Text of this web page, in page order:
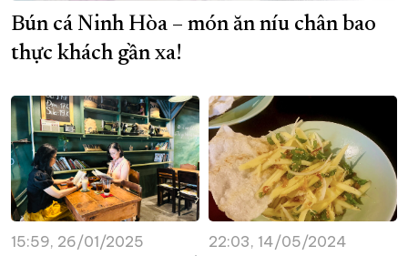
XÂY DỰNG KHÁNH HÒA TRỞ THÀNH THÀNH PHỐ TRỰC THUỘC
ĐẠI HỘI ĐẢNG CÁC CẤP TRANG CHỦ
Bún cá Ninh Hòa – món ăn níu chân bao
thực khách gần xa!
15:59, 26/01/2025 22:03, 14/05/2024